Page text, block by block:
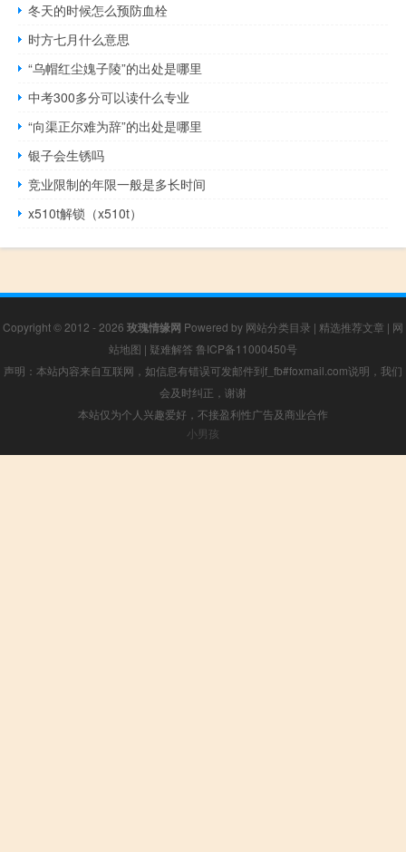
冬天的时候怎么预防血栓
时方七月什么意思
“乌帽红尘媿子陵”的出处是哪里
中考300多分可以读什么专业
“向渠正尔难为辞”的出处是哪里
银子会生锈吗
竞业限制的年限一般是多长时间
x510t解锁（x510t）
Copyright © 2012 - 2026 玫瑰情缘网 Powered by 网站分类目录 | 精选推荐文章 | 网
站地图 | 疑难解答 鲁ICP备11000450号
声明：本站内容来自互联网，如信息有错误可发邮件到f_fb#foxmail.com说明，我们
会及时纠正，谢谢
本站仅为个人兴趣爱好，不接盈利性广告及商业合作
小男孩